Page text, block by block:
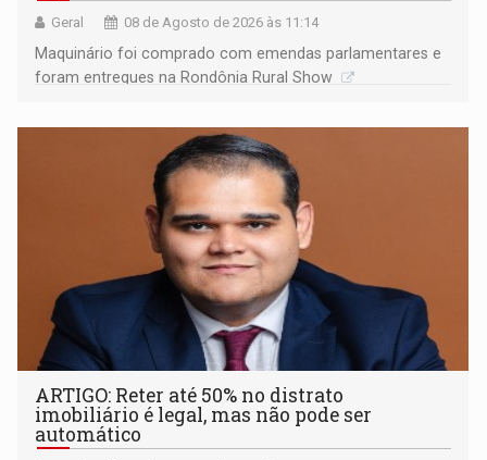
Geral 08 de Agosto de 2026 às 11:14
Maquinário foi comprado com emendas parlamentares e
foram entregues na Rondônia Rural Show
ARTIGO: Reter até 50% no distrato
imobiliário é legal, mas não pode ser
automático